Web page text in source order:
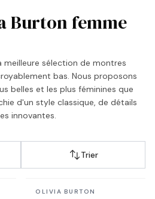
Burton femme
sélection de montres
bas. Nous proposons
belles et les plus féminines que
d'un style classique, de détails
innovantes.
Trier
En stock
OLIVIA BURTON